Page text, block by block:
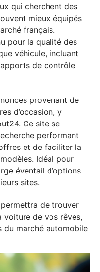
qui cherchent des
mieux équipés
français.
pour la qualité des
véhicule, incluant
de contrôle
provenant de
d’occasion, y
Ce site se
performant
et de faciliter la
Idéal pour
éventail d’options
sites.
de trouver
voiture de vos rêves,
du marché automobile